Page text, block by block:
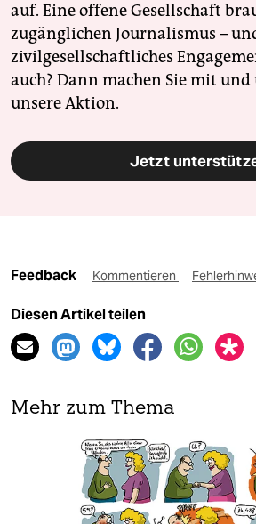
auf. Eine offene Gesellschaft
zugänglichen Journalismus –
zivilgesellschaftliches
auch? Dann machen Sie mit
unsere Aktion.
Jetzt
Feedback Kommentieren
Diesen Artikel teilen
Mehr zum Thema